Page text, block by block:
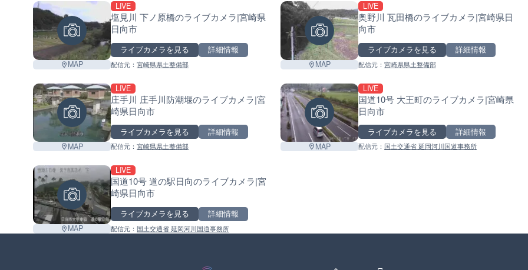
MAP
LIVE
塩見川 下ノ原橋のライブカメラ|宮崎県
日向市
ライブカメラを見る 詳細情報
配信元： 宮崎県県土整備部 MAP
LIVE
奥野川 瓦田橋のライブカメラ|宮崎県日
向市
ライブカメラを見る 詳細情報
配信元： 宮崎県県土整備部
MAP
LIVE
庄手川 庄手川防潮堰のライブカメラ|宮
崎県日向市
ライブカメラを見る 詳細情報
配信元： 宮崎県県土整備部 MAP
LIVE
国道10号 大王町のライブカメラ|宮崎県
日向市
ライブカメラを見る 詳細情報
配信元： 国土交通省 延岡河川国道事務所
MAP
LIVE
国道10号 道の駅日向のライブカメラ|宮
崎県日向市
ライブカメラを見る 詳細情報
配信元： 国土交通省 延岡河川国道事務所
Leaflet| ©GoogleMap contributors